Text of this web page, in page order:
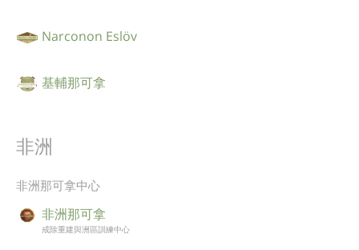
Narconon Eslöv
基輔那可拿
非洲
非洲那可拿中心
非洲那可拿
戒除重建與洲區訓練中心